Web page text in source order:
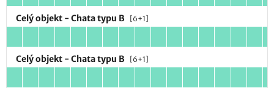
Celý objekt - Chata typu B [6+1]
Celý objekt - Chata typu B [6+1]